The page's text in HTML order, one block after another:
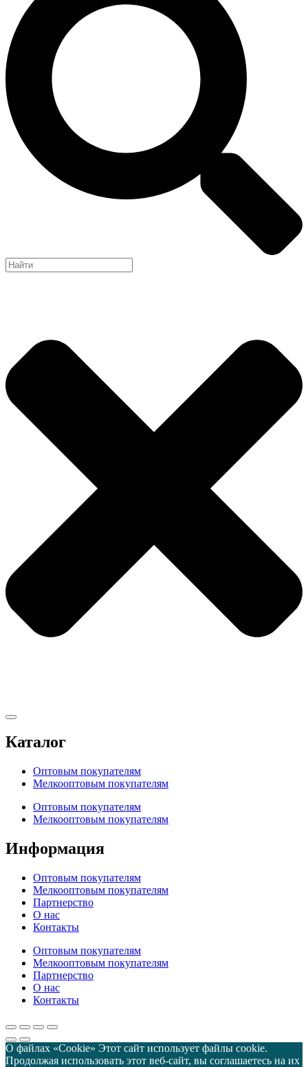
Каталог
Оптовым покупателям
Мелкооптовым покупателям
Оптовым покупателям
Мелкооптовым покупателям
Информация
Оптовым покупателям
Мелкооптовым покупателям
Партнерство
О нас
Контакты
Оптовым покупателям
Мелкооптовым покупателям
Партнерство
О нас
Контакты
О файлах «Cookie» Этот сайт использует файлы cookie.
Продолжая использовать этот веб-сайт, вы соглашаетесь на их